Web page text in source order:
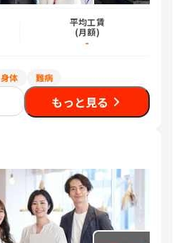
平均工賃
(月額)
-
身体 難病
もっと見る